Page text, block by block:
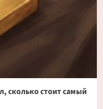
сколько стоит самый